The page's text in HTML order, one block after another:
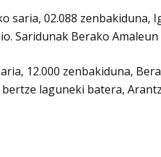
saria, 02.088 zenbakiduna,
Saridunak Berako
12.000 zenbakiduna,
bertze laguneki batera,